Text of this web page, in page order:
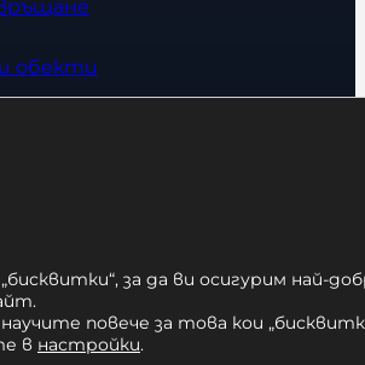
обекти
за да ви осигурим най-
повече за това кои
в настройки.